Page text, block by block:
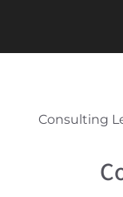
Consulting